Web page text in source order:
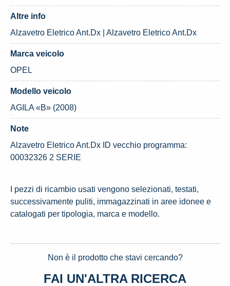
Altre info
Alzavetro Eletrico Ant.Dx | Alzavetro Eletrico Ant.Dx
Marca veicolo
OPEL
Modello veicolo
AGILA «B» (2008)
Note
Alzavetro Eletrico Ant.Dx ID vecchio programma:
00032326 2 SERIE
I pezzi di ricambio usati vengono selezionati, testati,
successivamente puliti, immagazzinati in aree idonee e
catalogati per tipologia, marca e modello.
Non è il prodotto che stavi cercando?
FAI UN'ALTRA RICERCA